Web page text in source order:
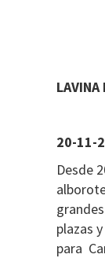
LAVINA
20-11-
Desde
plazas
para